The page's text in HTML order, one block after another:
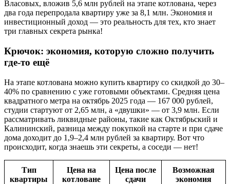
Власовых, вложив 5,6 млн рублей на этапе котлована, через
два года перепродала квартиру уже за 8,1 млн. Экономия и
инвестиционный доход — это реальность для тех, кто знает
три главных секрета рынка!
Крючок: экономия, которую сложно получить
где-то ещё
На этапе котлована можно купить квартиру со скидкой до 30–
40% по сравнению с уже готовыми объектами. Средняя цена
квадратного метра на октябрь 2025 года — 167 000 рублей,
студии стартуют от 2,65 млн, а «двушки» — от 3,9 млн. Если
рассматривать ликвидные районы, такие как Октябрьский и
Калининский, разница между покупкой на старте и при сдаче
дома доходит до 1,9–2,4 млн рублей за квартиру. Вот что
происходит, когда знаешь эти секреты, а соседи — нет!
Тип
квартиры
Цена на
котловане
Цена после
сдачи
Возможная
экономия